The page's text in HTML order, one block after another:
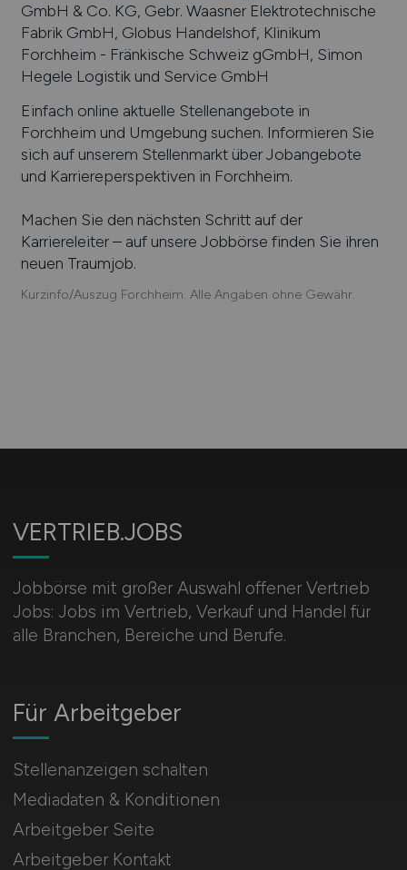
GmbH & Co. KG, Gebr. Waasner Elektrotechnische
Fabrik GmbH, Globus Handelshof, Klinikum
Forchheim - Fränkische Schweiz gGmbH, Simon
Hegele Logistik und Service GmbH
Einfach online aktuelle Stellenangebote in
Forchheim und Umgebung suchen. Informieren Sie
sich auf unserem Stellenmarkt über Jobangebote
und Karriereperspektiven in Forchheim.
Machen Sie den nächsten Schritt auf der
Karriereleiter – auf unsere Jobbörse finden Sie ihren
neuen Traumjob.
Kurzinfo/Auszug Forchheim. Alle Angaben ohne Gewähr.
VERTRIEB.JOBS
Jobbörse mit großer Auswahl offener Vertrieb
Jobs: Jobs im Vertrieb, Verkauf und Handel für
alle Branchen, Bereiche und Berufe.
Für Arbeitgeber
Stellenanzeigen schalten
Mediadaten & Konditionen
Arbeitgeber Seite
Arbeitgeber Kontakt